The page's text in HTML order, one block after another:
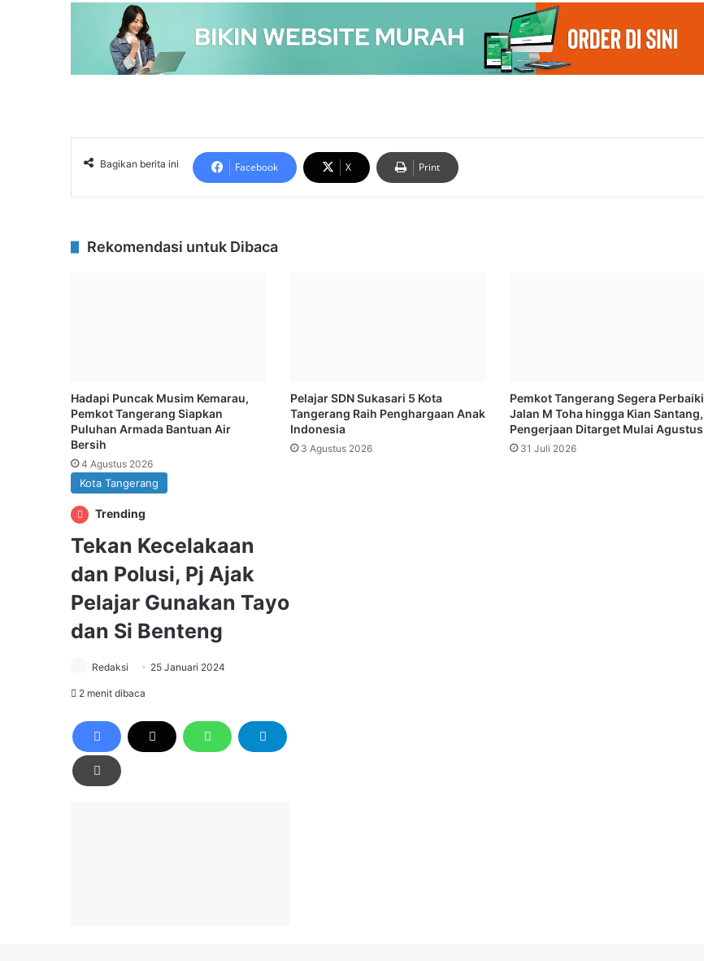
Bagikan berita ini Facebook X Print
Rekomendasi untuk Dibaca
Hadapi Puncak Musim Kemarau,
Pemkot Tangerang Siapkan
Puluhan Armada Bantuan Air
Bersih
4 Agustus 2026
Pelajar SDN Sukasari 5 Kota
Tangerang Raih Penghargaan Anak
Indonesia
3 Agustus 2026
Pemkot Tangerang Segera Perbaiki
Jalan M Toha hingga Kian Santang,
Pengerjaan Ditarget Mulai Agustus
31 Juli 2026